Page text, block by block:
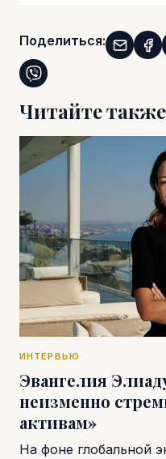
Поделиться:
Читайте
ИНТЕРВЬЮ
Эвангелия
неизменно
активам»
На фоне глобальной